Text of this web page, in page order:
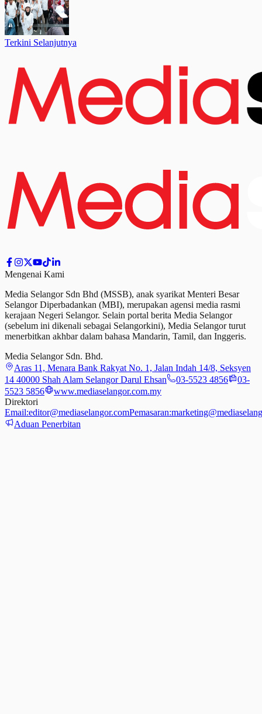
Terkini Selanjutnya
Mengenai Kami
Media Selangor Sdn Bhd (MSSB), anak syarikat Menteri Besar
Selangor Diperbadankan (MBI), merupakan agensi media rasmi
kerajaan Negeri Selangor. Selain portal berita Media Selangor
(sebelum ini dikenali sebagai Selangorkini), Media Selangor turut
menerbitkan akhbar dalam bahasa Mandarin, Tamil, dan Inggeris.
Media Selangor Sdn. Bhd.
Aras 11, Menara Bank Rakyat No. 1, Jalan Indah 14/8, Seksyen
14 40000 Shah Alam Selangor Darul Ehsan
03-5523 4856
03-
5523 5856
www.mediaselangor.com.my
Direktori
Email:editor@mediaselangor.comPemasaran:
Aduan Penerbitan